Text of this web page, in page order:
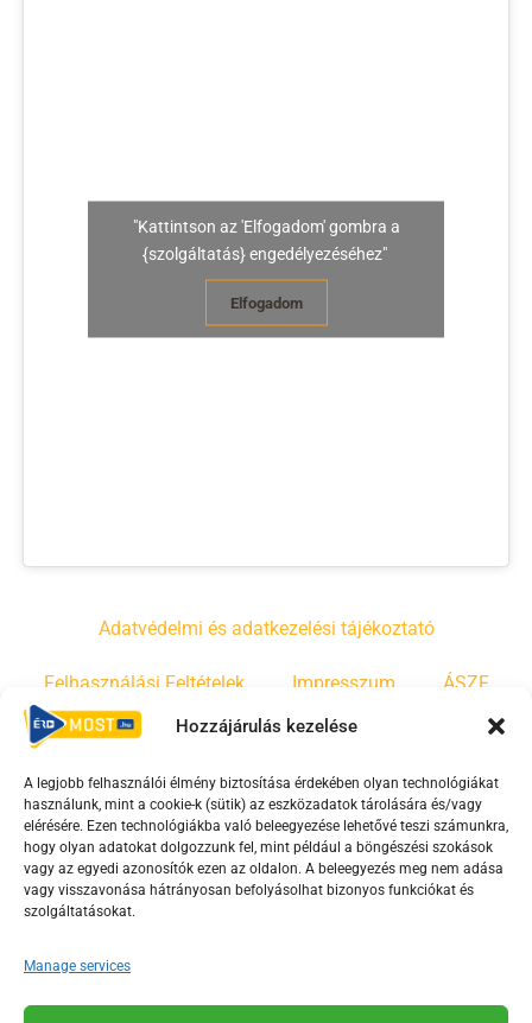
Hozzájárulás kezelése
A legjobb felhasználói élmény biztosítása érdekében olyan technológiákat
használunk, mint a cookie-k (sütik) az eszközadatok tárolására és/vagy
elérésére. Ezen technológiákba való beleegyezése lehetővé teszi számunkra,
hogy olyan adatokat dolgozzunk fel, mint például a böngészési szokások
vagy az egyedi azonosítók ezen az oldalon. A beleegyezés meg nem adása
vagy visszavonása hátrányosan befolyásolhat bizonyos funkciókat és
szolgáltatásokat.
Manage services
"Kattintson az 'Elfogadom' gombra a
{szolgáltatás} engedélyezéséhez"
Elfogadom
Adatvédelmi és adatkezelési tájékoztató
Felhasználási Feltételek Impresszum ÁSZF
Irányelvek Moderálási szabályzat
F
a
c
e
o
o
Y
o
u
t
b
e
T
i
k
Az Érd Média médiaszolgáltatási tevékenységét a